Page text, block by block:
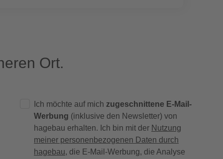
Ort.
Ich möchte auf mich zugeschnittene E-Mail-
Werbung (inklusive den Newsletter) von
hagebau erhalten. Ich bin mit der Nutzung
meiner personenbezogenen Daten durch
hagebau, die E-Mail-Werbung, die Analyse